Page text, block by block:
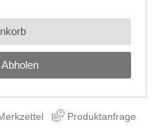
Produktanfrage